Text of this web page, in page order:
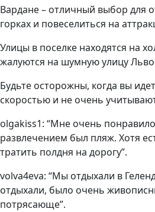
Вардане – отличный выбор для
горках и повеселиться на
Улицы в поселке находятся на
жалуются на шумную улицу
Будьте осторожны, когда вы
скоростью и не очень
olgakiss1: “Мне очень
развлечением был пляж. Хотя
тратить полдня на дорогу”.
volva4eva: “Мы отдыхали в
отдыхали, было очень
потрясающе”.